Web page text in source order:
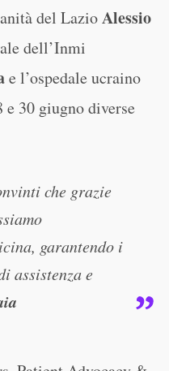
del LazioAlessio
dell’Inmi
e l’ospedale ucraino
30 giugno diverse
che grazie
garantendo i
assistenza e